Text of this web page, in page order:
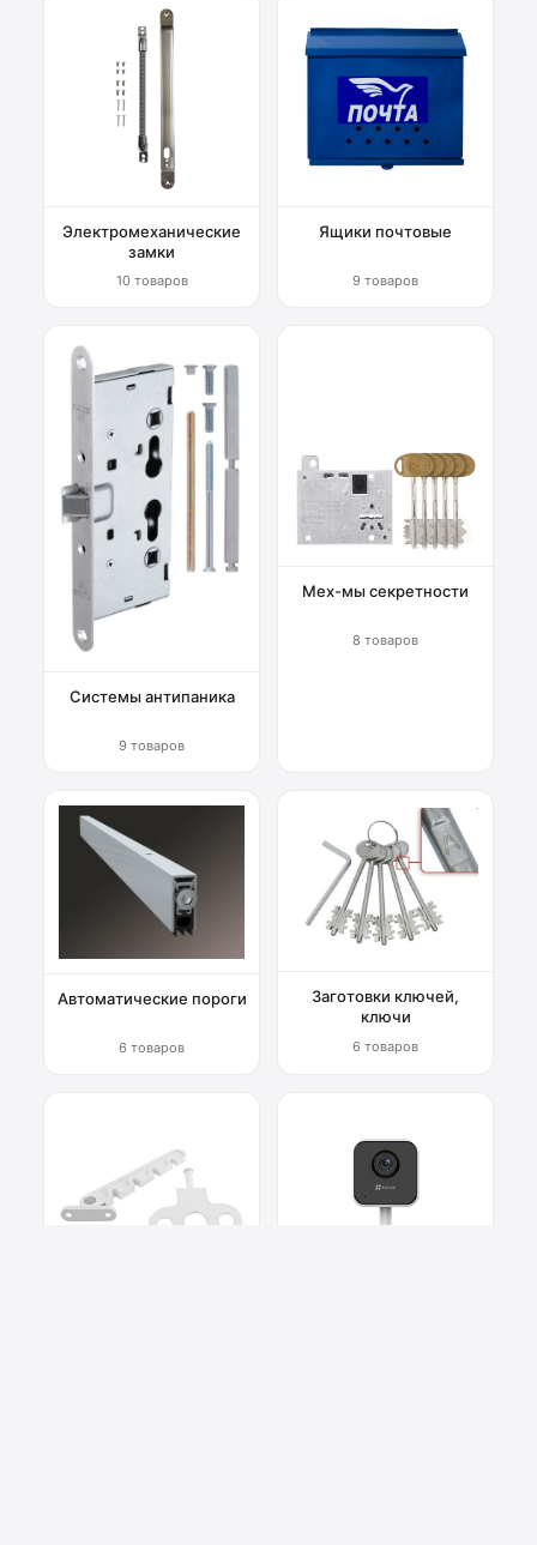
Электромеханические
замки
10 товаров
Ящики почтовые
9 товаров
Системы антипаника
9 товаров
Мех-мы секретности
8 товаров
Автоматические пороги
6 товаров
Заготовки ключей,
ключи
6 товаров